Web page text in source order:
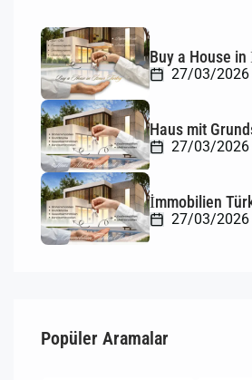
Buy a House
27/03/2026
Haus mit
27/03/2026
İmmobilien
27/03/2026
Popüler Aramalar